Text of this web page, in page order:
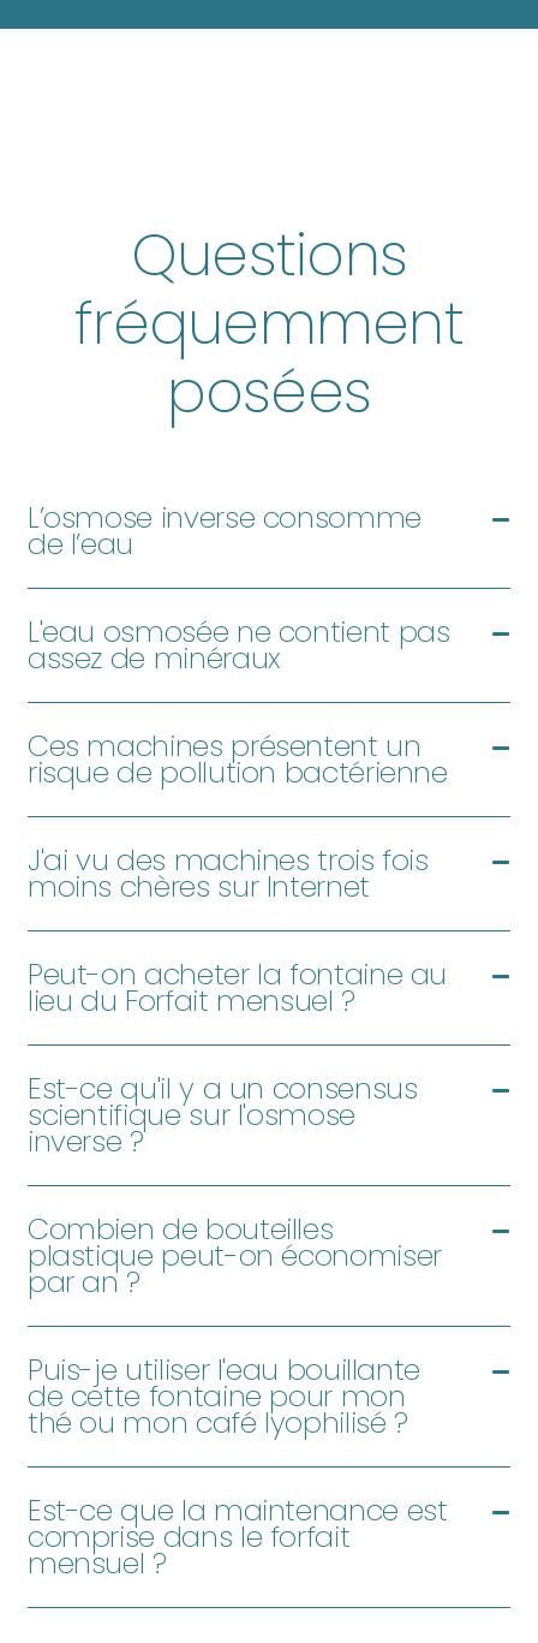
Questions
fréquemment
posées
L’osmose inverse consomme
de l’eau
L'eau osmosée ne contient pas
assez de minéraux
Ces machines présentent un
risque de pollution bactérienne
J'ai vu des machines trois fois
moins chères sur Internet
Peut-on acheter la fontaine au
lieu du Forfait mensuel ?
Est-ce qu'il y a un consensus
scientifique sur l'osmose
inverse ?
Combien de bouteilles
plastique peut-on économiser
par an ?
Puis-je utiliser l'eau bouillante
de cette fontaine pour mon
thé ou mon café lyophilisé ?
Est-ce que la maintenance est
comprise dans le forfait
mensuel ?